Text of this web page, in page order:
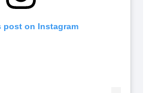
post on Instagram